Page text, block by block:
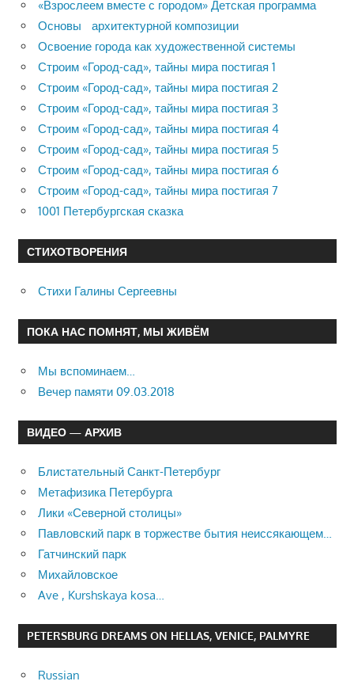
«Взрослеем вместе с городом» Детская программа
Основы архитектурной композиции
Освоение города как художественной системы
Строим «Город-сад», тайны мира постигая 1
Строим «Город-сад», тайны мира постигая 2
Строим «Город-сад», тайны мира постигая 3
Строим «Город-сад», тайны мира постигая 4
Строим «Город-сад», тайны мира постигая 5
Строим «Город-сад», тайны мира постигая 6
Строим «Город-сад», тайны мира постигая 7
1001 Петербургская сказка
СТИХОТВОРЕНИЯ
Стихи Галины Сергеевны
ПОКА НАС ПОМНЯТ, МЫ ЖИВЁМ
Мы вспоминаем…
Вечер памяти 09.03.2018
ВИДЕО — АРХИВ
Блистательный Санкт-Петербург
Метафизика Петербурга
Лики «Северной столицы»
Павловский парк в торжестве бытия неиссякающем…
Гатчинский парк
Михайловское
Ave , Kurshskaya kosa…
PETERSBURG DREAMS ON HELLAS, VENICE, PALMYRE
Russian